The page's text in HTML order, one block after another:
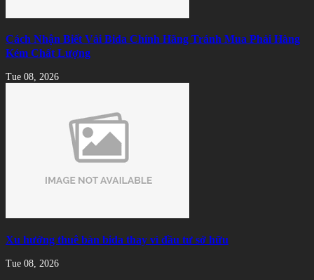
Cách Nhận Biết Vải Bida Chính Hãng Tránh Mua Phải Hàng
Kém Chất Lượng
Tue 08, 2026
Xu hướng thuê bàn bida thay vì đầu tư sở hữu
Tue 08, 2026